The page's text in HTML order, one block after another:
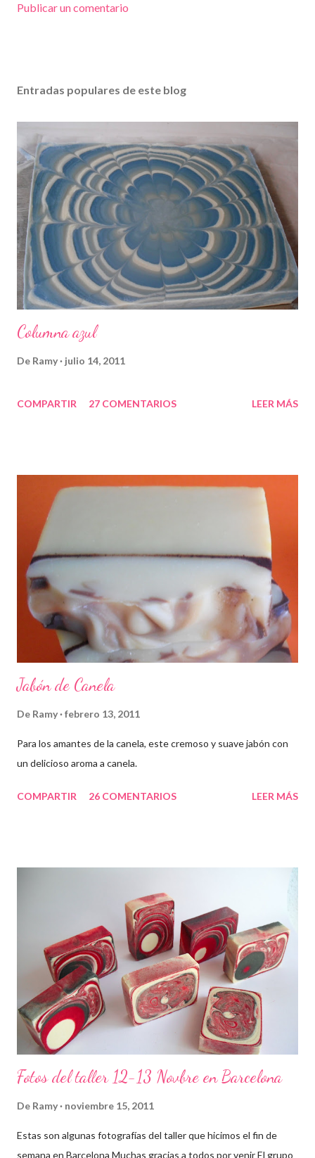
Publicar un comentario
Entradas populares de este blog
Columna azul
De Ramy julio 14, 2011
COMPARTIR 27 COMENTARIOS LEER MÁS
Jabón de Canela
De Ramy febrero 13, 2011
Para los amantes de la canela, este cremoso y suave jabón con
un delicioso aroma a canela.
COMPARTIR 26 COMENTARIOS LEER MÁS
Fotos del taller 12-13 Novbre en Barcelona
De Ramy noviembre 15, 2011
Estas son algunas fotografías del taller que hicimos el fin de
semana en Barcelona Muchas gracias a todos por venir El grupo